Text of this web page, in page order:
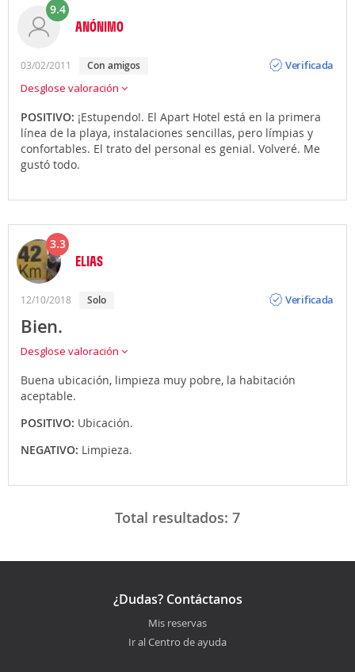
9.4
ANÓNIMO
03/02/2011 con amigos
Verificada
Desglose valoración
POSITIVO: ¡Estupendo!. El Apart Hotel está en la primera
línea de la playa, instalaciones sencillas, pero límpias y
confortables. El trato del personal es genial. Volveré. Me
gustó todo.
3.3
ELIAS
12/10/2018 solo
Verificada
Bien.
Desglose valoración
Buena ubicación, limpieza muy pobre, la habitación
aceptable.
POSITIVO: Ubicación.
NEGATIVO: Limpieza.
Total resultados: 7
¿Dudas? Contáctanos
Mis reservas
Ir al Centro de ayuda